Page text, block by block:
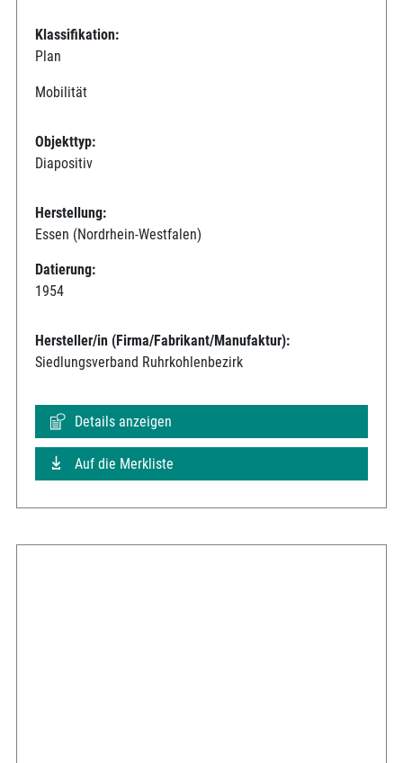
Klassifikation:
Plan
Mobilität
Objekttyp:
Diapositiv
Herstellung:
Essen (Nordrhein-Westfalen)
Datierung:
1954
Hersteller/in (Firma/Fabrikant/Manufaktur):
Siedlungsverband Ruhrkohlenbezirk
Details anzeigen
Auf die Merkliste